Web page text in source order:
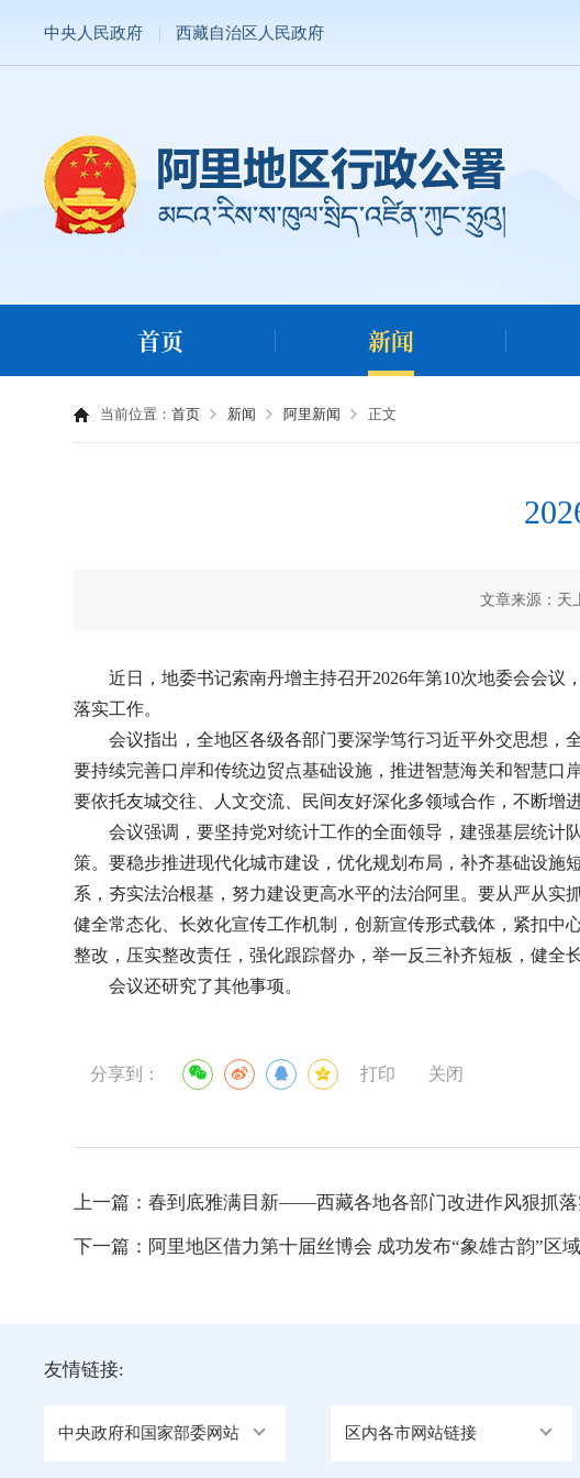
中央人民政府 西藏自治区人民政府
首页 新闻
当前位置：首页 新闻 阿里新闻 正文
文章来源：天
近日，地委书记索南丹增主持召开2026年第10次地委会会
落实工作。
会议指出，全地区各级各部门要深学笃行习近平外交思想，
要持续完善口岸和传统边贸点基础设施，推进智慧海关和智慧口
要依托友城交往、人文交流、民间友好深化多领域合作，不断增
会议强调，要坚持党对统计工作的全面领导，建强基层统计
策。要稳步推进现代化城市建设，优化规划布局，补齐基础设
系，夯实法治根基，努力建设更高水平的法治阿里。要从严从实
健全常态化、长效化宣传工作机制，创新宣传形式载体，紧扣
整改，压实整改责任，强化跟踪督办，举一反三补齐短板，健全
会议还研究了其他事项。
分享到： 打印 关闭
上一篇：春到底雅满目新——西藏各地各部门改进作风狠抓落
下一篇： 阿里地区借力第十届丝博会 成功发布“象雄古韵”区
友情链接:
中央政府和国家部委网站 区内各市网站链接